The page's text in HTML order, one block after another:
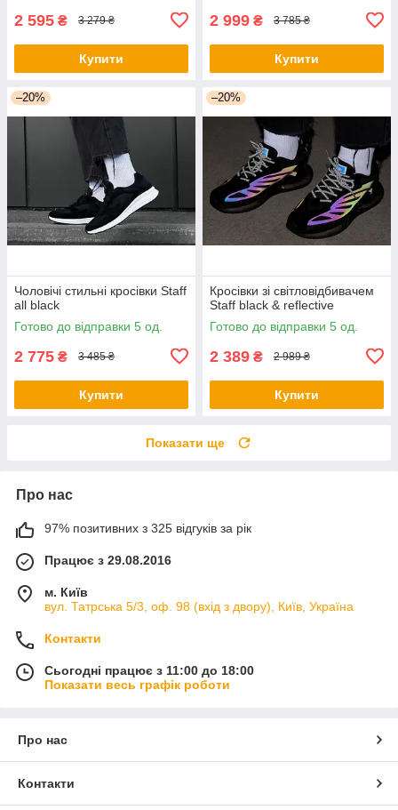
2 595 ₴ 3 279 ₴
Купити
2 999 ₴ 3 785 ₴
Купити
–20%
Чоловічі стильні кросівки Staff
all black
Готово до відправки 5 од.
2 775 ₴ 3 485 ₴
Купити
–20%
Кросівки зі світловідбивачем
Staff black & reflective
Готово до відправки 5 од.
2 389 ₴ 2 989 ₴
Купити
Показати ще
Про нас
97% позитивних з 325 відгуків за рік
Працює з 29.08.2016
м. Київ
вул. Татрська 5/3, оф. 98 (вхід з двору), Київ, Україна
Контакти
Сьогодні працює з 11:00 до 18:00
Показати весь графік роботи
Про нас
Контакти